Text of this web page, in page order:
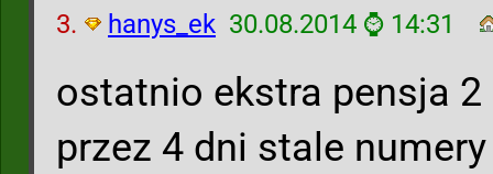
3. hanys_ek 30.08.2014 ⌚ 14:31
ostatnio ekstra pensja
przez 4 dni stale